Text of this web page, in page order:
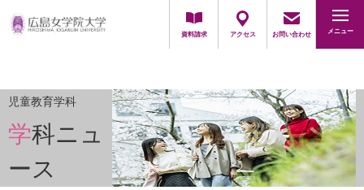
資料請求 アクセス お問い合わせ メニュー
採用担当の方
児童教育学科
学科ニュ
ース